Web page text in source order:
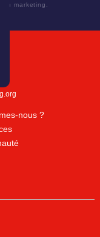
marketing.
nous ?